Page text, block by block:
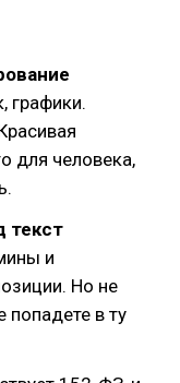
графики.
для человека,
текст
и
Но не
в ту